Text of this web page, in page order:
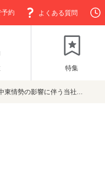
予約 よくある質問
特集
東情勢の影響に伴う当社...